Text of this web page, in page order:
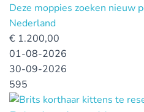
Deze moppies zoeken nieuw
Nederland
€ 1.200,00
01-08-2026
30-09-2026
595